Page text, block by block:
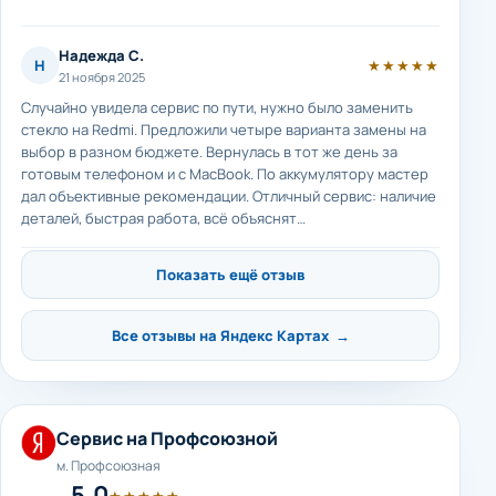
Н Надежда С.
21 ноября 2025
★★★★★
Случайно увидела сервис по пути, нужно было заменить
стекло на Redmi. Предложили четыре варианта замены на
выбор в разном бюджете. Вернулась в тот же день за
готовым телефоном и с MacBook. По аккумулятору мастер
дал объективные рекомендации. Отличный сервис: наличие
деталей, быстрая работа, всё объяснят…
Показать ещё отзыв
Все отзывы на Яндекс Картах →
Сервис на Профсоюзной
м. Профсоюзная